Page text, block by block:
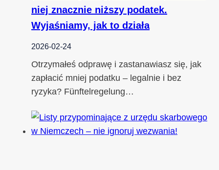
niej znacznie niższy podatek.
Wyjaśniamy, jak to działa
2026-02-24
Otrzymałeś odprawę i zastanawiasz się, jak
zapłacić mniej podatku – legalnie i bez
ryzyka? Fünftelregelung…